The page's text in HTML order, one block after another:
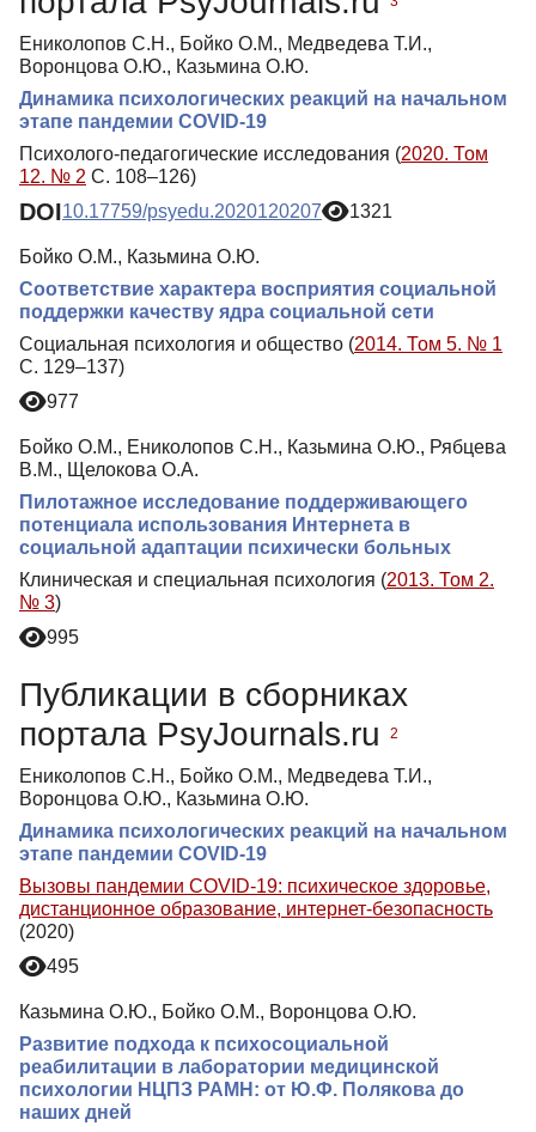
Ениколопов С.Н., Бойко О.М., Медведева Т.И.,
Воронцова О.Ю., Казьмина О.Ю.
Динамика психологических реакций на начальном
этапе пандемии COVID-19
Психолого-педагогические исследования (2020. Том
12. № 2 С. 108–126)
DOI10.17759/psyedu.2020120207 1321
Бойко О.М., Казьмина О.Ю.
Соответствие характера восприятия социальной
поддержки качеству ядра социальной сети
Социальная психология и общество (2014. Том 5. № 1
С. 129–137)
977
Бойко О.М., Ениколопов С.Н., Казьмина О.Ю., Рябцева
В.М., Щелокова О.А.
Пилотажное исследование поддерживающего
потенциала использования Интернета в
социальной адаптации психически больных
Клиническая и специальная психология (2013. Том 2.
№ 3)
995
Публикации в сборниках
портала PsyJournals.ru
2
Ениколопов С.Н., Бойко О.М., Медведева Т.И.,
Воронцова О.Ю., Казьмина О.Ю.
Динамика психологических реакций на начальном
этапе пандемии COVID-19
Вызовы пандемии COVID-19: психическое здоровье,
дистанционное образование, интернет-безопасность
(2020)
495
Казьмина О.Ю., Бойко О.М., Воронцова О.Ю.
Развитие подхода к психосоциальной
реабилитации в лаборатории медицинской
психологии НЦПЗ РАМН: от Ю.Ф. Полякова до
наших дней